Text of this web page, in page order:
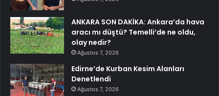
ANKARA SON DAKİKA: Ankara’da hava
aracı mı düştü? Temelli’de ne oldu,
olay nedir?
Ağustos 7, 2026
Edirne’de Kurban Kesim Alanları
Denetlendi
Ağustos 7, 2026